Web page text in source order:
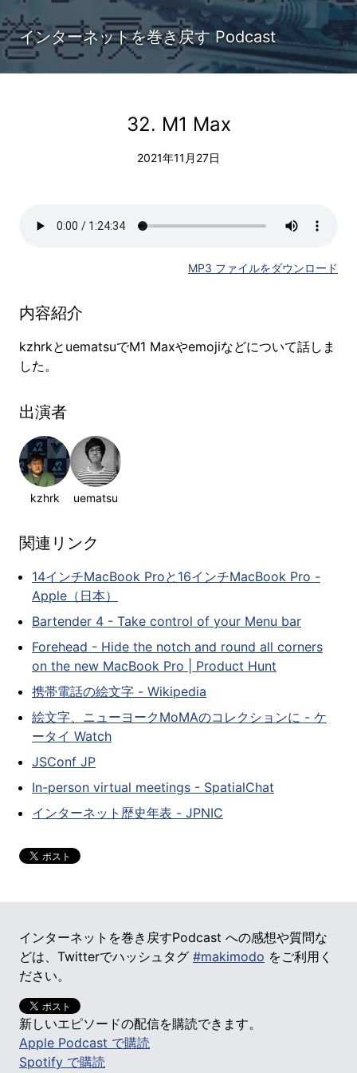
インターネットを巻き戻す Podcast
32. M1 Max
2021年11月27日
MP3 ファイルをダウンロード
内容紹介
kzhrkとuematsuでM1 Maxやemojiなどについて話しま
した。
出演者
kzhrk uematsu
関連リンク
14インチMacBook Proと16インチMacBook Pro -
Apple（日本）
Bartender 4 - Take control of your Menu bar
Forehead - Hide the notch and round all corners
on the new MacBook Pro | Product Hunt
携帯電話の絵文字 - Wikipedia
絵文字、ニューヨークMoMAのコレクションに - ケ
ータイ Watch
JSConf JP
In-person virtual meetings - SpatialChat
インターネット歴史年表 - JPNIC
インターネットを巻き戻すPodcast への感想や質問な
どは、Twitterでハッシュタグ #makimodo をご利用く
ださい。
新しいエピソードの配信を購読できます。
Apple Podcast で購読
Spotify で購読